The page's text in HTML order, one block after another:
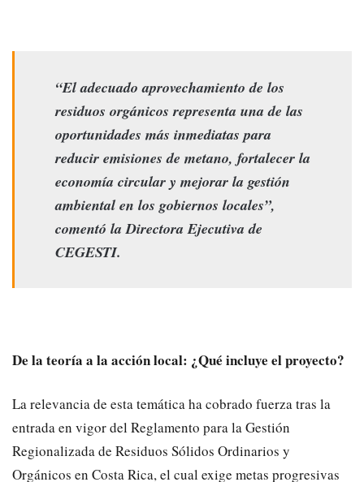
“El adecuado aprovechamiento de los
residuos orgánicos representa una de las
oportunidades más inmediatas para
reducir emisiones de metano, fortalecer la
economía circular y mejorar la gestión
ambiental en los gobiernos locales”,
comentó la Directora Ejecutiva de
CEGESTI.
De la teoría a la acción local: ¿Qué incluye el proyecto?
​La relevancia de esta temática ha cobrado fuerza tras la
entrada en vigor del Reglamento para la Gestión
Regionalizada de Residuos Sólidos Ordinarios y
Orgánicos en Costa Rica, el cual exige metas progresivas